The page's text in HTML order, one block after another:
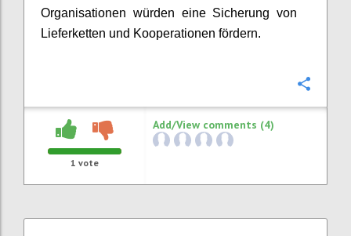
Organisationen würden eine Sicherung von
Lieferketten und Kooperationen fördern.
1 vote
Add/View comments (4)